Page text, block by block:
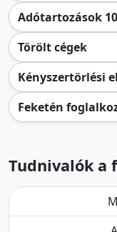
Adótartozások
Törölt cégek
Kényszertörlési
Feketén
Tudnivalók a